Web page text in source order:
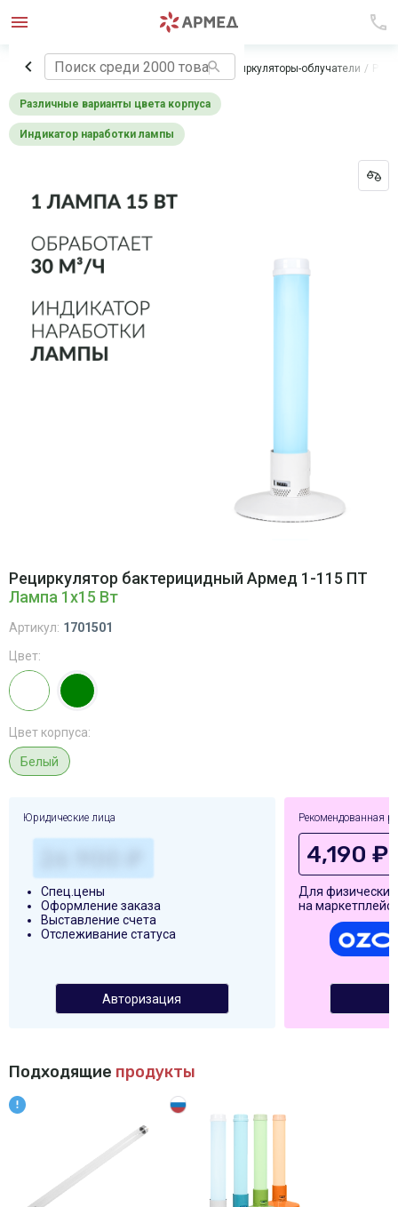
Главная Медицинское оборудование Рециркуляторы-облучатели
различные варианты цвета корпуса
индикатор наработки лампы
Рециркулятор бактерицидный Армед 1-115 ПТ
Лампа 1х15 Вт
Артикул: 1701501
Цвет:
Цвет корпуса:
Белый
Юридические лица
Спец.цены
Оформление заказа
Выставление счета
Отслеживание статуса
Авторизация
Рекомендованная
4,190 ₽
Для
на
Подходящие продукты